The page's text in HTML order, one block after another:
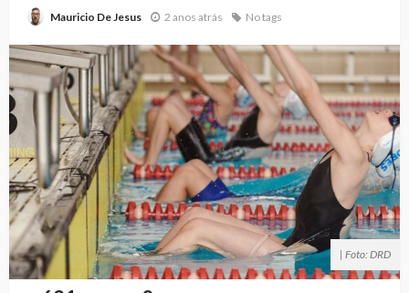
Mauricio De Jesus 2 anos atrás No tags
| Foto: DRD